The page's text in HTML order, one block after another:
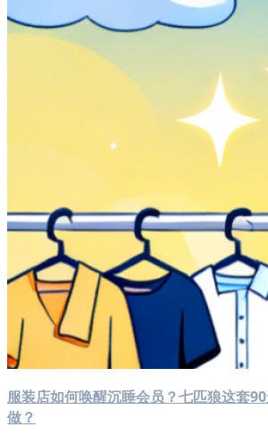
服装店如何唤醒沉睡会员？七匹狼这套
做？